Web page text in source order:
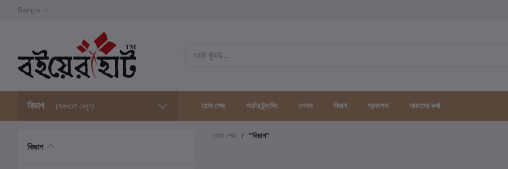
Bangla
বিভাগ (সবগুলো দেখুন) হোম পেজ অর্ডার ট্র্যাকিং লেখক বিভাগ প্রকাশক আমাদের কথা
বিভাগ
হোম পেজ
"বিভাগ"